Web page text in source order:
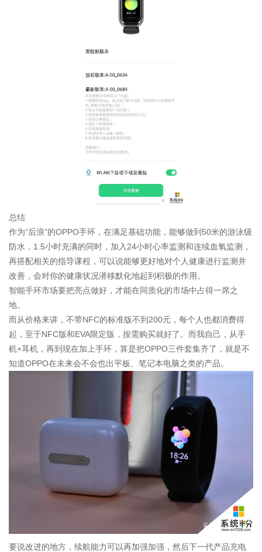
总结
作为“后浪”的OPPO手环，在满足基础功能，能够做到50米的游泳级
防水，1.5小时充满的同时，加入24小时心率监测和连续血氧监测，
再搭配相关的指导课程，可以说能够更好地对个人健康进行监测并
改善，会对你的健康状况潜移默化地起到积极的作用。
智能手环市场要把亮点做好，才能在同质化的市场中占得一席之
地。
而从价格来讲，不带NFC的标准版不到200元，每个人也都消费得
起，至于NFC版和EVA限定版，按需购买就好了。而我自己，从手
机+耳机，再到现在加上手环，算是把OPPO三件套集齐了，就是不
知道OPPO在未来会不会也出平板、笔记本电脑之类的产品。
要说改进的地方，续航能力可以再加强加强，然后下一代产品充电